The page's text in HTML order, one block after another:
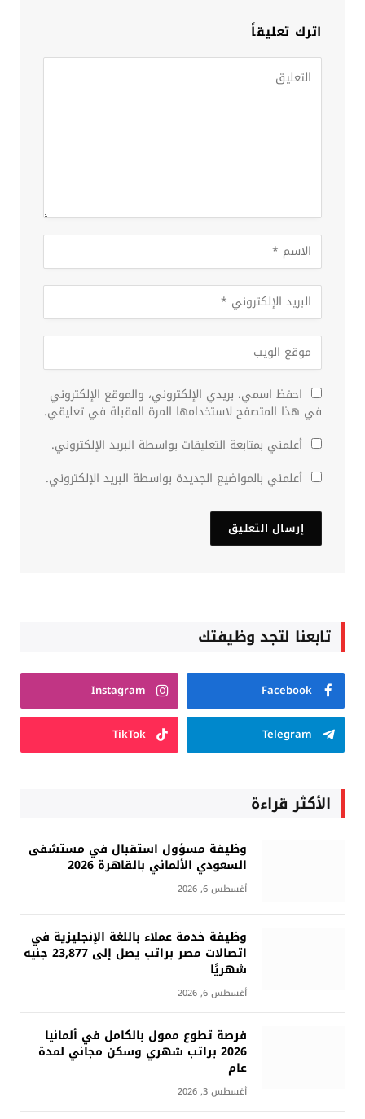
اترك تعليقاً
احفظ اسمي، بريدي الإلكتروني، والموقع الإلكتروني
في هذا المتصفح لاستخدامها المرة المقبلة في تعليقي.
أعلمني بمتابعة التعليقات بواسطة البريد الإلكتروني.
أعلمني بالمواضيع الجديدة بواسطة البريد الإلكتروني.
تابعنا لتجد وظيفتك
Facebook
Instagram
Telegram
TikTok
الأكثر قراءة
وظيفة مسؤول استقبال في مستشفى
السعودي الألماني بالقاهرة 2026
أغسطس 6, 2026
وظيفة خدمة عملاء باللغة الإنجليزية في
اتصالات مصر براتب يصل إلى 23,877 جنيه
شهريًا
أغسطس 6, 2026
فرصة تطوع ممول بالكامل في ألمانيا
2026 براتب شهري وسكن مجاني لمدة
عام
أغسطس 3, 2026